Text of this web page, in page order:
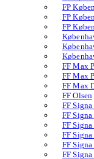
FP
FP
FP
FF Max
FF Max
FF Max
FF Olsen
FF
FF
FF
FF
FF
FF